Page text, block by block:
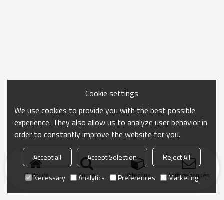
Startseite Suche Kategorie Anfrage senden
Cookie settings
We use cookies to provide you with the best possible
experience. They also allow us to analyze user behavior in
order to constantly improve the website for you.
Accept all Accept Selection
Reject All
Necessary
Analytics Preferences Marketing